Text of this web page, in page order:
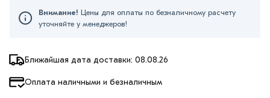
Ближайшая дата доставки: 08.08.26
Оплата наличными и безналичным
Внимание! Цены для оплаты по безналичному расчету
уточняйте у менеджеров!